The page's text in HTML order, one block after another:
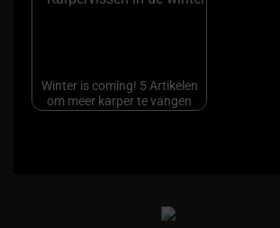
Winter is coming! 5 Artikelen
om meer karper te vangen